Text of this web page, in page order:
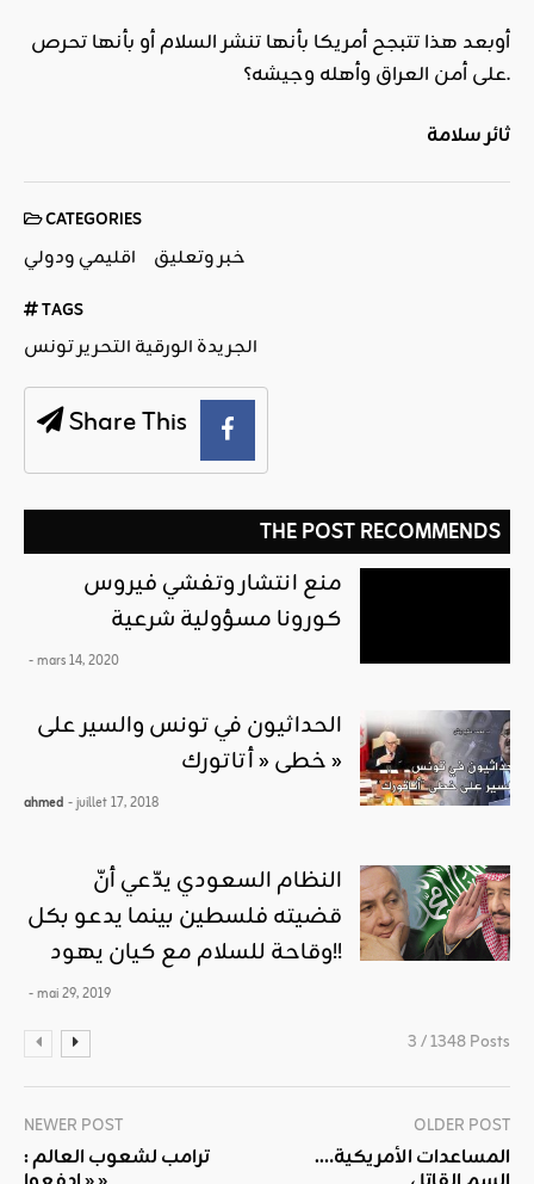
أوبعد هذا تتبجح أمريكا بأنها تنشر السلام أو بأنها تحرص
على أمن العراق وأهله وجيشه؟.
ثائر سلامة
CATEGORIES
اقليمي ودولي خبر وتعليق
TAGS
الجريدة الورقية التحرير تونس
Share This
THE POST RECOMMENDS
منع انتشار وتفشي فيروس
كورونا مسؤولية شرعية
- mars 14, 2020
الحداثيون في تونس والسير على
خطى « أتاتورك »
ahmed - juillet 17, 2018
النظام السعودي يدّعي أنّ
قضيته فلسطين بينما يدعو بكل
وقاحة للسلام مع كيان يهود!!
- mai 29, 2019
3 / 1348 Posts
NEWER POST
ترامب لشعوب العالم :
OLDER POST
المساعدات الأمريكية….